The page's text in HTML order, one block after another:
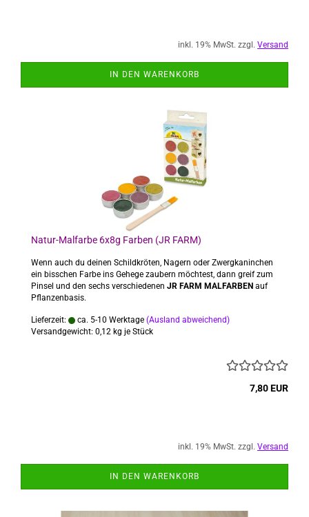
inkl. 19% MwSt. zzgl. Versand
IN DEN WARENKORB
Natur-Malfarbe 6x8g Farben (JR FARM)
Wenn auch du deinen Schildkröten, Nagern oder Zwergkaninchen
ein bisschen Farbe ins Gehege zaubern möchtest, dann greif zum
Pinsel und den sechs verschiedenen JR FARM MALFARBEN auf
Pflanzenbasis.
Lieferzeit: ca. 5-10 Werktage (Ausland abweichend)
Versandgewicht: 0,12 kg je Stück
7,80 EUR
inkl. 19% MwSt. zzgl. Versand
IN DEN WARENKORB